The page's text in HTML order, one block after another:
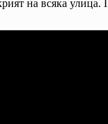
на всяка